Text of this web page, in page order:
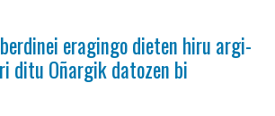
eragingo dieten hiru argi-
ditu Oñargik datozen bi